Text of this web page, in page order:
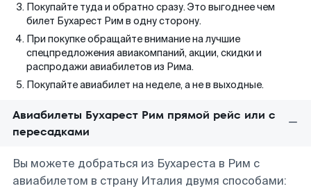
Покупайте туда и обратно сразу. Это выгоднее чем
билет Бухарест Рим в одну сторону.
При покупке обращайте внимание на лучшие
спецпредложения авиакомпаний, акции, скидки и
распродажи авиабилетов из Рима.
Покупайте авиабилет на неделе, а не в выходные.
Авиабилеты Бухарест Рим прямой рейс или с
пересадками
Вы можете добраться из Бухареста в Рим с
авиабилетом в страну Италия двумя способами: